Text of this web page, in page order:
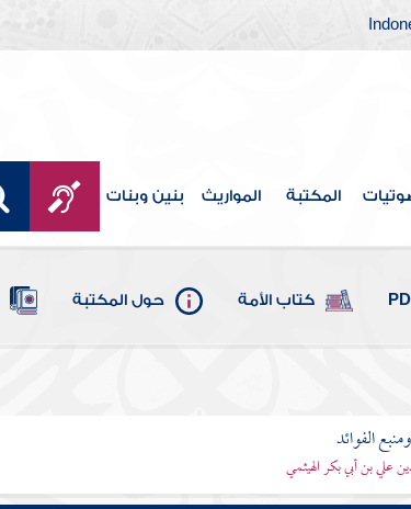
المكتبة المواريث بنين وبنات
كتاب الأمة حول المكتبة
الفوائد
علي بن أبي بكر الهيثمي